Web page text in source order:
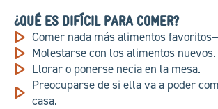
¿QUÉ ES DIFÍCIL PARA COMER?
Comer nada más alimentos
Molestarse con los alimentos nuevos.
Llorar o ponerse necia en la mesa.
Preocuparse de si ella va a poder
casa.